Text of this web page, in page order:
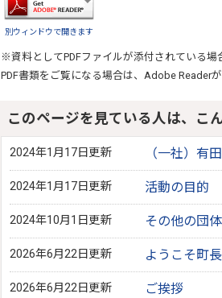
別ウィンドウで開きます
※資料としてPDFファイルが添付されている場
PDF書類をご覧になる場合は、 Adobe Reader
このページを見ている人は、こ
2024年1月17日更新 （一社）有
2024年1月17日更新 活動の目的
2024年10月1日更新 その他の団
2026年6月22日更新 ようこそ町
2026年6月22日更新 ご挨拶